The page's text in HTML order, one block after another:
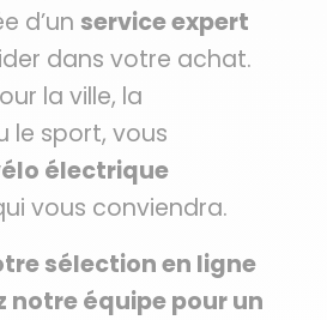
d’un service expert
dans votre achat.
la ville, la
le sport, vous
électrique
vous conviendra.
sélection en ligne
notre équipe pour un